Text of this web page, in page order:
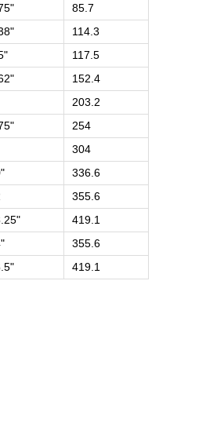
85.7
114.3
117.5
152.4
203.2
254
304
336.6
355.6
419.1
355.6
419.1